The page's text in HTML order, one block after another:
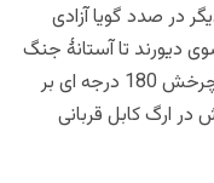
در صدد گویا آزادی
دیورند تا آستانۀ جنگ
با پاکستان پیش رفت، سر انجام وارد یک چرخش 180 درجه ای بر
ارگ کابل قربانی